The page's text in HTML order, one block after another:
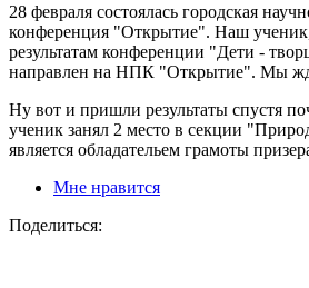
28 февраля состоялась городская
конференция "Открытие". Наш
результатам конференции "Дети -
направлен на НПК "Открытие". Мы
Ну вот и пришли результаты спустя
ученик занял 2 место в секции
является обладательем грамоты
Мне нравится
Поделиться: